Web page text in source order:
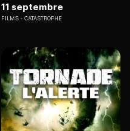
11 septembre
FILMS CATASTROPHE